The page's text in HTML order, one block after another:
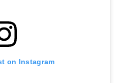
on Instagram